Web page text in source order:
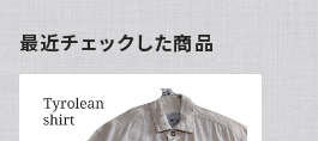
最近チェックした商品